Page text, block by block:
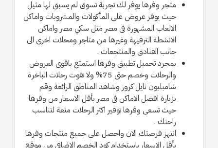
متجر وفرها يوفر لك تجربة تسوق لم يسبق لها مثيل
حيث يوفر عروض على المأكولات والمشروبات واماكن
الالعاب المشهورة فى مصر مثل سكي مصر واماكن
الانشطة الترفيهة وغيرها من متاجر ومحلات اخرى الى
جانب الفنادق والمنتجعات .
بمجرد تحميل تطبيق وفرها استمتع باقوى العروض
والرحلات وخصم حتى 75% ولا تفوت رحلات الباخرة
شامبليون نايل كروز وشاهد المناطق الرائعة وقم
بزيارة افضل الاماكن فى مصر بأقل الاسعار من وفرها
حيث تسعى وفرها توفير اكثر الرحلات متعة لتناسب
راحتك .
انتهز فرصتك الان واحصل على جميع منتجات وفرها
بأقل الاسعار باستخدام كود الخصم الاضافى من موقع